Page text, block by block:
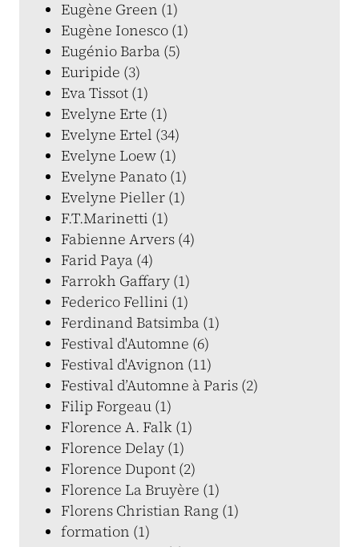
Eugène Green (1)
Eugène Ionesco (1)
Eugénio Barba (5)
Euripide (3)
Eva Tissot (1)
Evelyne Erte (1)
Evelyne Ertel (34)
Evelyne Loew (1)
Evelyne Panato (1)
Evelyne Pieller (1)
F.T.Marinetti (1)
Fabienne Arvers (4)
Farid Paya (4)
Farrokh Gaffary (1)
Federico Fellini (1)
Ferdinand Batsimba (1)
Festival d'Automne (6)
Festival d'Avignon (11)
Festival d’Automne à Paris (2)
Filip Forgeau (1)
Florence A. Falk (1)
Florence Delay (1)
Florence Dupont (2)
Florence La Bruyère (1)
Florens Christian Rang (1)
formation (1)